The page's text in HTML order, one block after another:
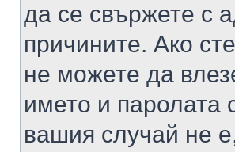
да се свържете с
причините. Ако
не можете да
името и паролата
вашия случай не